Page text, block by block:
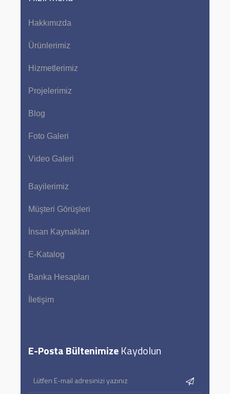
Hakkımızda
Ürünlerimiz
Hizmetlerimiz
Projelerimiz
Blog
Foto Galeri
Video Galeri
Bayilerimiz
Müşteri Görüşleri
İnsan Kaynakları
E-Katalog
Banka Hesapları
İletişim
E-Posta BültenimizeKaydolun